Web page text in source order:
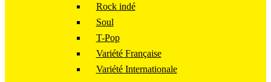
Rock indé
Soul
T-Pop
Variété Française
Variété Internationale